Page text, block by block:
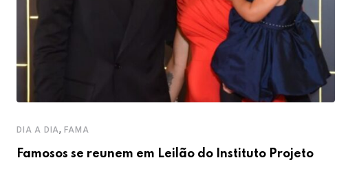
DIA A DIA,FAMA
Famosos se reunem em Leilão do Instituto Projeto